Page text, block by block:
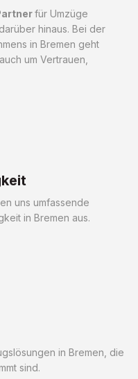
für Umzüge
hinaus. Bei der
in Bremen geht
um Vertrauen,
uns umfassende
in Bremen aus.
in Bremen, die
sind.